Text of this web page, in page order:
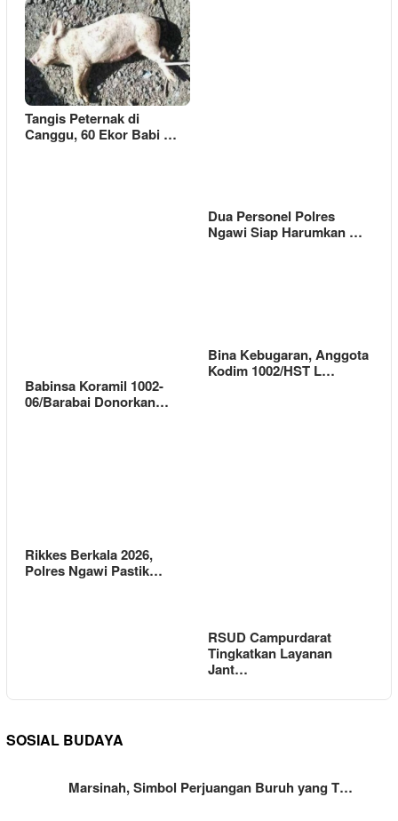
Tangis Peternak di
Canggu, 60 Ekor Babi …
Dua Personel Polres
Ngawi Siap Harumkan …
Babinsa Koramil 1002-
06/Barabai Donorkan…
Bina Kebugaran, Anggota
Kodim 1002/HST L…
Rikkes Berkala 2026,
Polres Ngawi Pastik…
RSUD Campurdarat
Tingkatkan Layanan
Jant…
SOSIAL BUDAYA
Marsinah, Simbol Perjuangan Buruh yang T…